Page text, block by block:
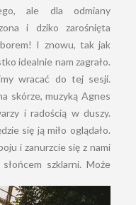
ale dla odmiany
i dziko zarośnięta
I znowu, tak jak
idealnie nam zagrało.
wracać do tej sesji.
skórze, muzyką Agnes
i radością w duszy.
się ją miło oglądało.
i zanurzcie się z nami
szklarni. Może